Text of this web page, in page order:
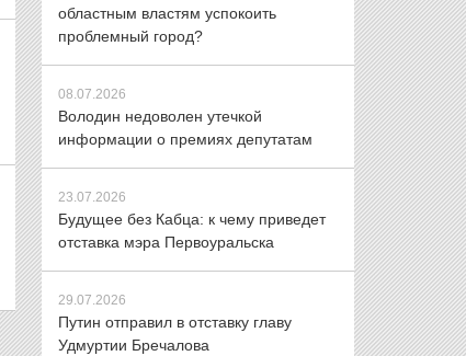
областным властям успокоить
проблемный город?
08.07.2026
Володин недоволен утечкой
информации о премиях депутатам
23.07.2026
Будущее без Кабца: к чему приведет
отставка мэра Первоуральска
29.07.2026
Путин отправил в отставку главу
Удмуртии Бречалова